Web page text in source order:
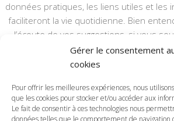
Gérer le consentement
cookies
Pour offrir les meilleures expériences, nous
que les cookies pour stocker et/ou accéder aux
Le fait de consentir à ces technologies nous
données telles que le comportement de navigation
données pratiques, les liens utiles et les
faciliteront la vie quotidienne. Bien
l’écoute de vos suggestions, si vous
rubriques ou nos
Ce type de communication vient en
annuel, nous le ferons vivre et il sera
informer.